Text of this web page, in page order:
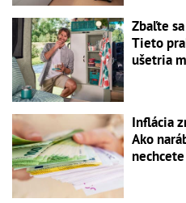
Zbaľte
Tieto
ušetria
Inflácia
Ako